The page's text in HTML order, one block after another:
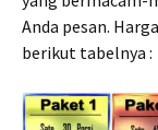
Anda pesan.
berikut tabelnya :